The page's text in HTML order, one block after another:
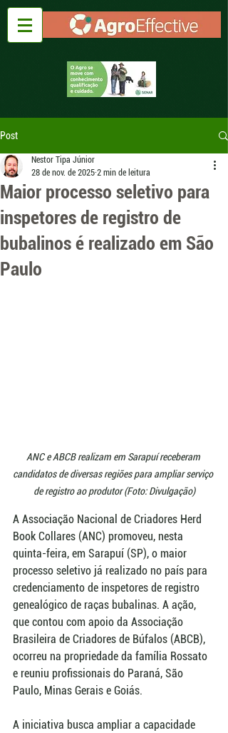
Post
Maior processo seletivo para
inspetores de registro de
bubalinos é realizado em São
Paulo
Nestor Tipa Júnior
28 de nov. de 2025 2 min de leitura
ANC e ABCB realizam em Sarapuí receberam
candidatos de diversas regiões para ampliar serviço
de registro ao produtor (Foto: Divulgação)
A Associação Nacional de Criadores Herd
Book Collares (ANC) promoveu, nesta
quinta-feira, em Sarapuí (SP), o maior
processo seletivo já realizado no país para
credenciamento de inspetores de registro
genealógico de raças bubalinas. A ação,
que contou com apoio da Associação
Brasileira de Criadores de Búfalos (ABCB),
ocorreu na propriedade da família Rossato
e reuniu profissionais do Paraná, São
Paulo, Minas Gerais e Goiás.
A iniciativa busca ampliar a capacidade